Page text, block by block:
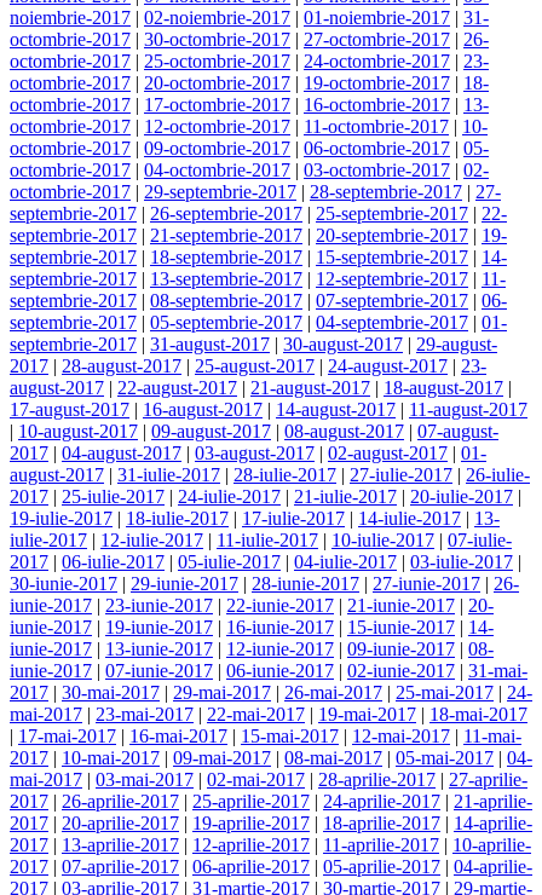
noiembrie-2017 | 02-noiembrie-2017 | 01-noiembrie-2017 | 31-
octombrie-2017 | 30-octombrie-2017 | 27-octombrie-2017 | 26-
octombrie-2017 | 25-octombrie-2017 | 24-octombrie-2017 | 23-
octombrie-2017 | 20-octombrie-2017 | 19-octombrie-2017 | 18-
octombrie-2017 | 17-octombrie-2017 | 16-octombrie-2017 | 13-
octombrie-2017 | 12-octombrie-2017 | 11-octombrie-2017 | 10-
octombrie-2017 | 09-octombrie-2017 | 06-octombrie-2017 | 05-
octombrie-2017 | 04-octombrie-2017 | 03-octombrie-2017 | 02-
octombrie-2017 | 29-septembrie-2017 | 28-septembrie-2017 | 27-
septembrie-2017 | 26-septembrie-2017 | 25-septembrie-2017 | 22-
septembrie-2017 | 21-septembrie-2017 | 20-septembrie-2017 | 19-
septembrie-2017 | 18-septembrie-2017 | 15-septembrie-2017 | 14-
septembrie-2017 | 13-septembrie-2017 | 12-septembrie-2017 | 11-
septembrie-2017 | 08-septembrie-2017 | 07-septembrie-2017 | 06-
septembrie-2017 | 05-septembrie-2017 | 04-septembrie-2017 | 01-
septembrie-2017 | 31-august-2017 | 30-august-2017 | 29-august-
2017 | 28-august-2017 | 25-august-2017 | 24-august-2017 | 23-
august-2017 | 22-august-2017 | 21-august-2017 | 18-august-2017 |
17-august-2017 | 16-august-2017 | 14-august-2017 | 11-august-2017
| 10-august-2017 | 09-august-2017 | 08-august-2017 | 07-august-
2017 | 04-august-2017 | 03-august-2017 | 02-august-2017 | 01-
august-2017 | 31-iulie-2017 | 28-iulie-2017 | 27-iulie-2017 | 26-iulie-
2017 | 25-iulie-2017 | 24-iulie-2017 | 21-iulie-2017 | 20-iulie-2017 |
19-iulie-2017 | 18-iulie-2017 | 17-iulie-2017 | 14-iulie-2017 | 13-
iulie-2017 | 12-iulie-2017 | 11-iulie-2017 | 10-iulie-2017 | 07-iulie-
2017 | 06-iulie-2017 | 05-iulie-2017 | 04-iulie-2017 | 03-iulie-2017 |
30-iunie-2017 | 29-iunie-2017 | 28-iunie-2017 | 27-iunie-2017 | 26-
iunie-2017 | 23-iunie-2017 | 22-iunie-2017 | 21-iunie-2017 | 20-
iunie-2017 | 19-iunie-2017 | 16-iunie-2017 | 15-iunie-2017 | 14-
iunie-2017 | 13-iunie-2017 | 12-iunie-2017 | 09-iunie-2017 | 08-
iunie-2017 | 07-iunie-2017 | 06-iunie-2017 | 02-iunie-2017 | 31-mai-
2017 | 30-mai-2017 | 29-mai-2017 | 26-mai-2017 | 25-mai-2017 | 24-
mai-2017 | 23-mai-2017 | 22-mai-2017 | 19-mai-2017 | 18-mai-2017
| 17-mai-2017 | 16-mai-2017 | 15-mai-2017 | 12-mai-2017 | 11-mai-
2017 | 10-mai-2017 | 09-mai-2017 | 08-mai-2017 | 05-mai-2017 | 04-
mai-2017 | 03-mai-2017 | 02-mai-2017 | 28-aprilie-2017 | 27-aprilie-
2017 | 26-aprilie-2017 | 25-aprilie-2017 | 24-aprilie-2017 | 21-aprilie-
2017 | 20-aprilie-2017 | 19-aprilie-2017 | 18-aprilie-2017 | 14-aprilie-
2017 | 13-aprilie-2017 | 12-aprilie-2017 | 11-aprilie-2017 | 10-aprilie-
2017 | 07-aprilie-2017 | 06-aprilie-2017 | 05-aprilie-2017 | 04-aprilie-
2017 | 03-aprilie-2017 | 31-martie-2017 | 30-martie-2017 | 29-martie-